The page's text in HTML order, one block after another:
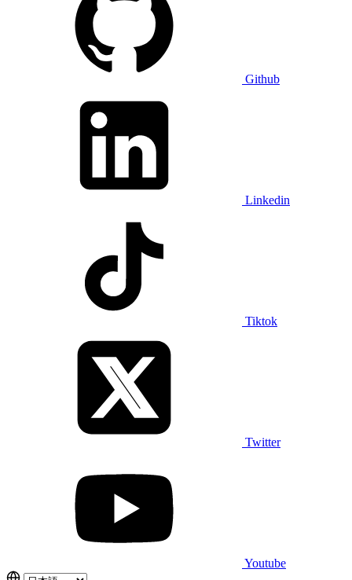
Github
Linkedin
Tiktok
Twitter
Youtube